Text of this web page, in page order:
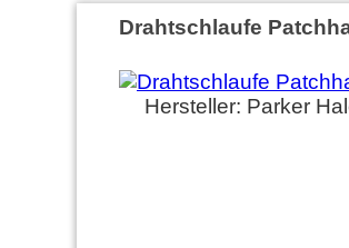
Drahtschlaufe
Hersteller: Parker